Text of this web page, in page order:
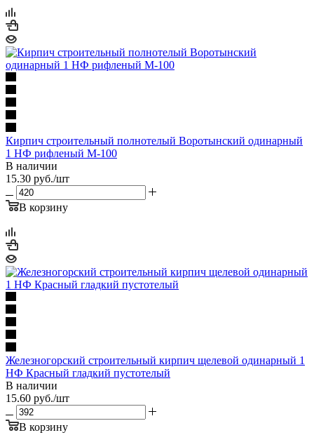
Кирпич строительный полнотелый Воротынский одинарный
1 НФ рифленый М-100
В наличии
15.30 руб./шт
В корзину
Железногорский строительный кирпич щелевой одинарный 1
НФ Красный гладкий пустотелый
В наличии
15.60 руб./шт
В корзину